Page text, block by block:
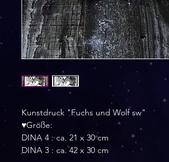
Kunstdruck "Fuchs und Wolf sw"
♥Größe:
DINA 4 : ca. 21 x 30 cm
DINA 3 : ca. 42 x 30 cm